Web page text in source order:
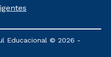
matrícula será de R$
aos cursos: Ensino
e Metodologia
Educacional © 2026 -